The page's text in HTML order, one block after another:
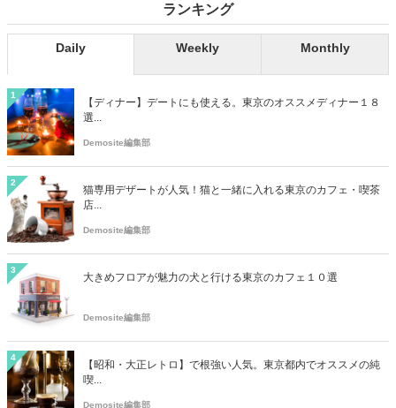
ランキング
Daily Weekly Monthly
1
【ディナー】デートにも使える。東京のオススメディナー１８
選...
Demosite編集部
2
猫専用デザートが人気！猫と一緒に入れる東京のカフェ・喫茶
店...
Demosite編集部
3
大きめフロアが魅力の犬と行ける東京のカフェ１０選
Demosite編集部
4
【昭和・大正レトロ】で根強い人気。東京都内でオススメの純
喫...
Demosite編集部